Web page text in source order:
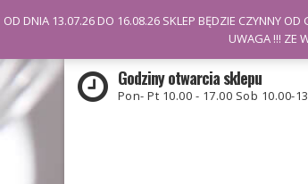
Witamy na stronie Kozdra
Godziny otwarcia sklepu
Pon- Pt 10.00 - 17.00 Sob 10.00-
OD DNIA 13.07.26 DO 16.08.26 SKLEP BĘDZIE
UWAGA !!! ZE